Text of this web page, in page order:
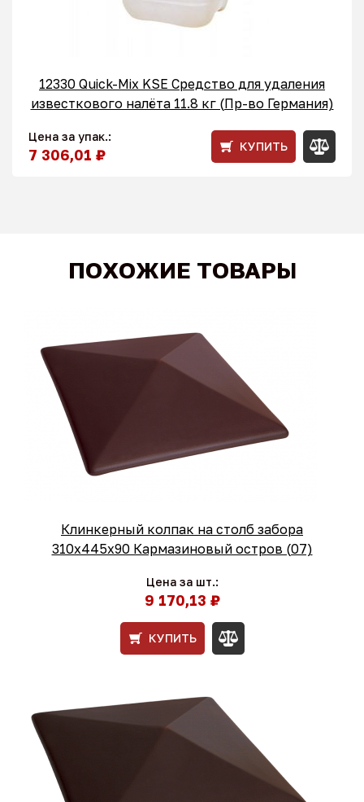
12330 Quick-Mix KSE Средство для удаления
известкового налёта 11.8 кг (Пр-во Германия)
Цена за упак.:
7 306,01 ₽ КУПИТЬ
ПОХОЖИЕ ТОВАРЫ
Клинкерный колпак на столб забора
310х445х90 Кармазиновый остров (07)
Цена за шт.:
9 170,13 ₽
КУПИТЬ